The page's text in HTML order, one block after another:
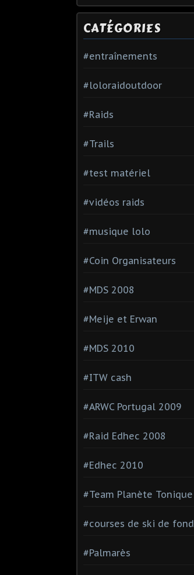
CATÉGORIES
#entraînements
#loloraidoutdoor
#Raids
#Trails
#test matériel
#vidéos raids
#musique lolo
#Coin Organisateurs
#MDS 2008
#Meije et Erwan
#MDS 2010
#ITW cash
#ARWC Portugal 2009
#Raid Edhec 2008
#Edhec 2010
#Team Planète Tonique
#courses de ski de fond
#Palmarès